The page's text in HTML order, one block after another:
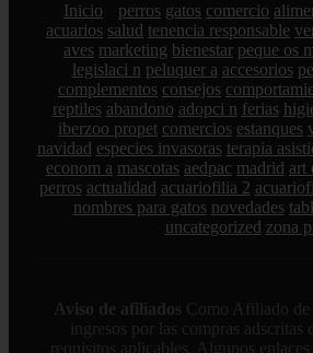
Inicio perros gatos comercio
acuarios salud tenencia responsable
aves marketing bienestar peque os
legislaci n peluquer a accesorios
complementos consejos
reptiles abandono adopci n ferias
iberzoo propet comercios estanques
navidad especies invasoras terapia
econom a mascotas aedpac madrid art
perros actualidad acuariofilia 2
nombres para gatos novedades
uncategorized zona
Aviso de afiliados Como Afiliado
ingresos por las compras adscritas
requisitos aplicables. Algunos enlaces